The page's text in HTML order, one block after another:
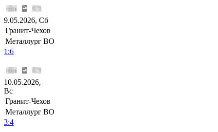
9.05.2026, Сб
Гранит-Чехов
Металлург ВО
1:6
10.05.2026,
Вс
Гранит-Чехов
Металлург ВО
3:4